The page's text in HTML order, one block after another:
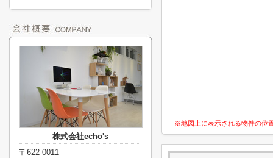
※地図上に表示される物件の位
株式会社echo's
〒622-0011